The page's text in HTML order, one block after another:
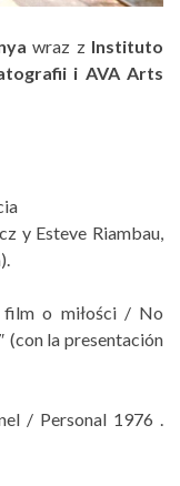
wraz z Instituto
i AVA Arts
y Esteve Riambau,
o miłości / No
(con la presentación
/ Personal 1976 .